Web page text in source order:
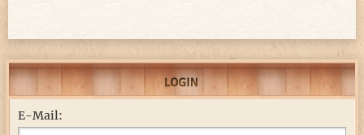
E-Mail: